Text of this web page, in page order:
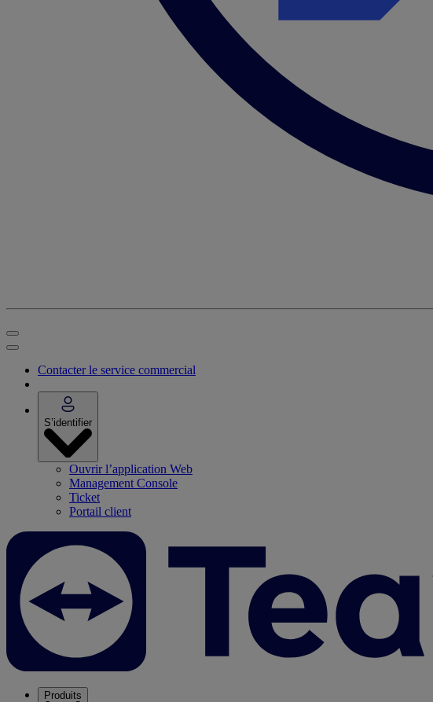
Contacter le service commercial
S’identifier
Ouvrir l’application Web
Management Console
Ticket
Portail client
Produits